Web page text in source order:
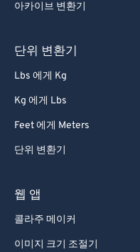
아카이브 변환기
단위 변환기
Lbs 에게 Kg
Kg 에게 Lbs
Feet 에게 Meters
단위 변환기
웹 앱
콜라주 메이커
이미지 크기 조절기